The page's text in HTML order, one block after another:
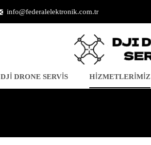
info@federalelektronik.com.tr
DJI DRONE SERVIS HIZMETLERIMIZ